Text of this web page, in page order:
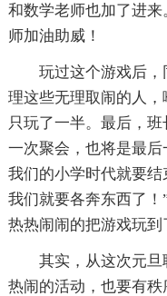
和数学老师也加了进
师加油助威！
玩过这个游戏后
理这些无理取闹的人
只玩了一半。最后，
一次聚会，也将是最后
我们的小学时代就要
我们就要各奔东西了！
热热闹闹的把游戏玩到
其实，从这次元
热闹的活动，也要有